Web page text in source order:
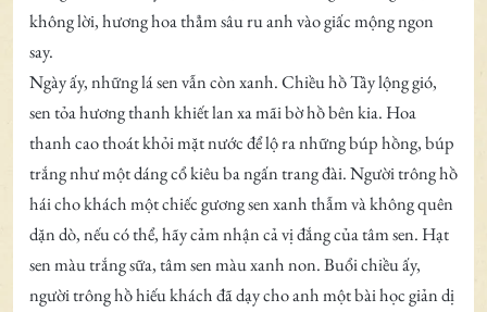
không lời, hương hoa thẳm sâu ru anh vào giấc mộng ngon
say.
Ngày ấy, những lá sen vẫn còn xanh. Chiều hồ Tây lộng gió,
sen tỏa hương thanh khiết lan xa mãi bờ hồ bên kia. Hoa
thanh cao thoát khỏi mặt nước để lộ ra những búp hồng, búp
trắng như một dáng cổ kiêu ba ngấn trang đài. Người trông hồ
hái cho khách một chiếc gương sen xanh thẫm và không quên
dặn dò, nếu có thể, hãy cảm nhận cả vị đắng của tâm sen. Hạt
sen màu trắng sữa, tâm sen màu xanh non. Buổi chiều ấy,
người trông hồ hiếu khách đã dạy cho anh một bài học giản dị